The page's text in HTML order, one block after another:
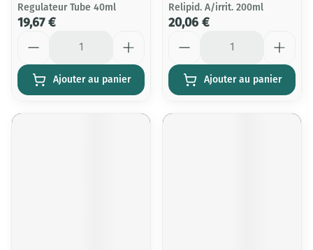
Regulateur Tube 40ml
19,67 €
Ajouter au panier
Relipid. A/irrit. 200ml
20,06 €
Ajouter au panier